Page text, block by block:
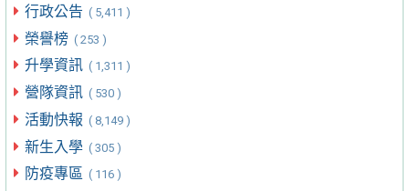
行政公告 ( 5,411 )
榮譽榜 ( 253 )
升學資訊 ( 1,311 )
營隊資訊 ( 530 )
活動快報 ( 8,149 )
新生入學 ( 305 )
防疫專區 ( 116 )